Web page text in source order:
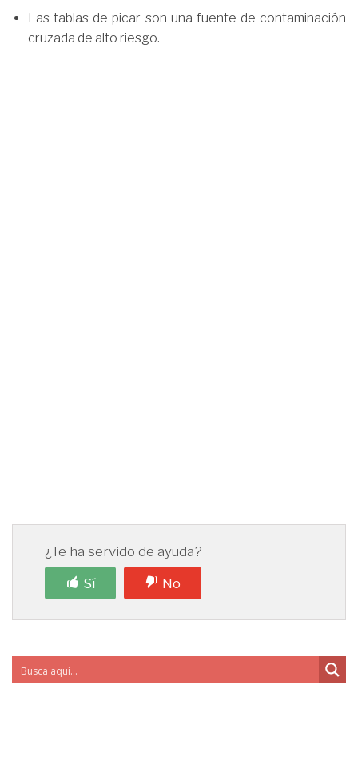
Las tablas de picar son una fuente de contaminación
cruzada de alto riesgo.
¿Te ha servido de ayuda?
Sí
No